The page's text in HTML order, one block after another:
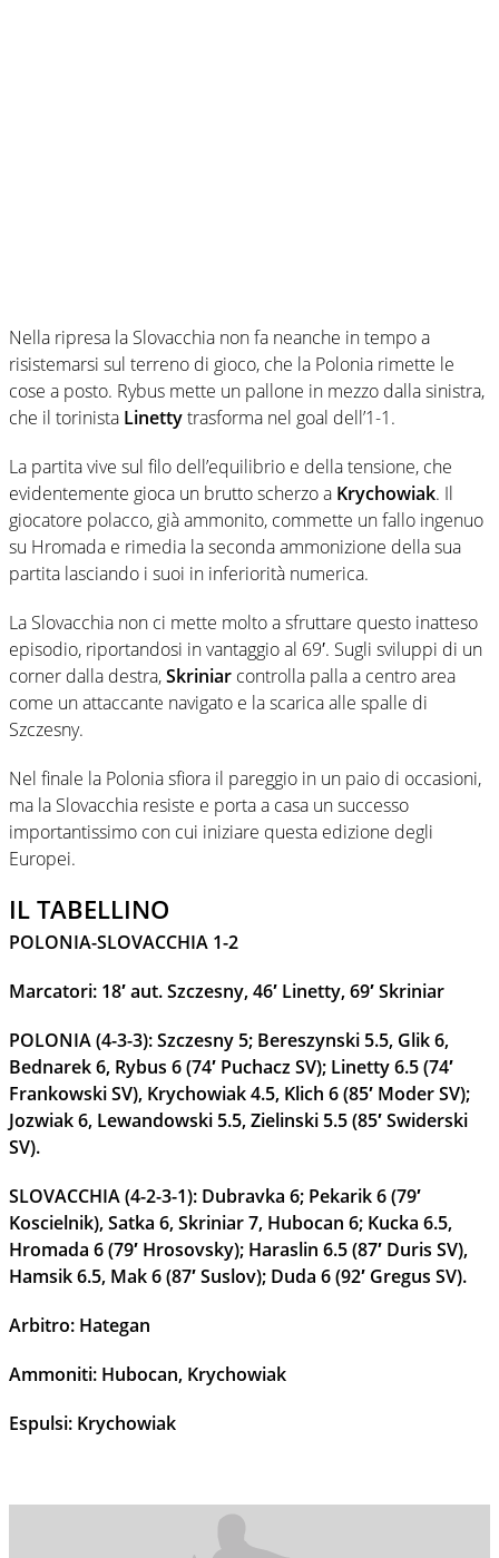
Nella ripresa la Slovacchia non fa neanche in tempo a
risistemarsi sul terreno di gioco, che la Polonia rimette le
cose a posto. Rybus mette un pallone in mezzo dalla sinistra,
che il torinista Linettytrasforma nel goal dell’1-1.
La partita vive sul filo dell’equilibrio e della tensione, che
evidentemente gioca un brutto scherzo a Krychowiak. Il
giocatore polacco, già ammonito, commette un fallo ingenuo
su Hromada e rimedia la seconda ammonizione della sua
partita lasciando i suoi in inferiorità numerica.
La Slovacchia non ci mette molto a sfruttare questo inatteso
episodio, riportandosi in vantaggio al 69′. Sugli sviluppi di un
corner dalla destra,Skriniar controlla palla a centro area
come un attaccante navigato e la scarica alle spalle di
Szczesny.
Nel finale la Polonia sfiora il pareggio in un paio di occasioni,
ma la Slovacchia resiste e porta a casa un successo
importantissimo con cui iniziare questa edizione degli
Europei.
IL TABELLINO
POLONIA-SLOVACCHIA 1-2
Marcatori: 18′ aut. Szczesny, 46′ Linetty, 69′ Skriniar
POLONIA (4-3-3): Szczesny 5; Bereszynski 5.5, Glik 6,
Bednarek 6, Rybus 6 (74′ Puchacz SV); Linetty 6.5 (74′
Frankowski SV), Krychowiak 4.5, Klich 6 (85′ Moder SV);
Jozwiak 6, Lewandowski 5.5, Zielinski 5.5 (85′ Swiderski
SV).
SLOVACCHIA (4-2-3-1): Dubravka 6; Pekarik 6 (79′
Koscielnik), Satka 6, Skriniar 7, Hubocan 6; Kucka 6.5,
Hromada 6 (79′ Hrosovsky); Haraslin 6.5 (87′ Duris SV),
Hamsik 6.5, Mak 6 (87′ Suslov); Duda 6 (92′ Gregus SV).
Arbitro: Hategan
Ammoniti: Hubocan, Krychowiak
Espulsi: Krychowiak